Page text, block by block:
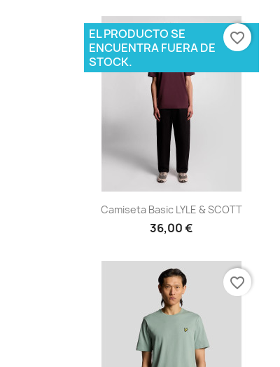
Vista rápida
Camiseta Basic LYLE & SCOTT
36,00 €
EL PRODUCTO SE
ENCUENTRA FUERA DE
STOCK.
favorite_border
favorite_border